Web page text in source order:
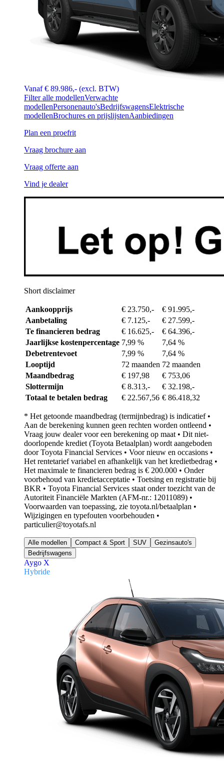
Vanaf € 89.986,- (excl. BTW)
Filter alle modellenVerwachte
modellenPersonenauto'sBedrijfswagensElektrische
modellenBrochures en prijslijstenAanbiedingen
Plan een proefrit
Vraag brochure aan
Vraag offerte aan
Vind je dealer
Short disclaimer
Aankoopprijs € 23.750,-
€ 91.995,-
Aanbetaling
€ 7.125,-
€ 27.599,-
Te financieren bedrag
€ 16.625,-
€ 64.396,-
Jaarlijkse kostenpercentage 7,99 %
7,64 %
Debetrentevoet
7,99 %
7,64 %
Looptijd
72 maanden 72 maanden
Maandbedrag
€ 197,98
€ 753,06
Slottermijn
€ 8.313,-
€ 32.198,-
Totaal te betalen bedrag
€ 22.567,56 € 86.418,32
* Het getoonde maandbedrag (termijnbedrag) is indicatief •
Aan de berekening kunnen geen rechten worden ontleend •
Vraag jouw dealer voor een berekening op maat • Dit niet-
doorlopende krediet (Toyota Betaalplan) wordt aangeboden
door Toyota Financial Services • Voor nieuw en occasions •
Het rentetarief variabel en afhankelijk van het kredietbedrag •
Het maximale te financieren bedrag is € 200.000 • Onder
voorbehoud van kredietacceptatie • Toetsing en registratie bij
BKR • Toyota Financial Services staat onder toezicht van de
Autoriteit Financiële Markten (AFM-nr.: 12011089) •
Voorwaarden van toepassing, zie toyota.nl/betaalplan •
Wijzigingen en typefouten voorbehouden •
particulier@toyotafs.nl
Alle modellen Compact & Sport SUV
Gezinsauto's
Bedrijfswagens
Aygo X
Hybride